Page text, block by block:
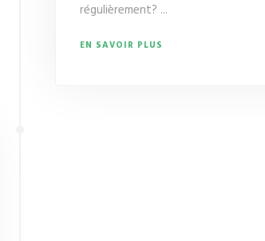
régulièrement? ...
EN SAVOIR PLUS